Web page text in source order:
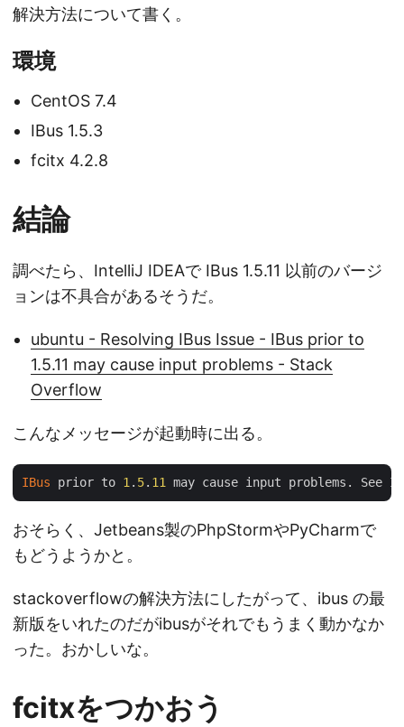
解決方法について書く。
環境
CentOS 7.4
IBus 1.5.3
fcitx 4.2.8
結論
調べたら、IntelliJ IDEAで IBus 1.5.11 以前のバージ
ョンは不具合があるそうだ。
ubuntu - Resolving IBus Issue - IBus prior to
1.5.11 may cause input problems - Stack
Overflow
こんなメッセージが起動時に出る。
IBus prior to 1. 5. 11 may cause input problems. See
おそらく、Jetbeans製のPhpStormやPyCharmで
もどうようかと。
stackoverflowの解決方法にしたがって、ibus の最
新版をいれたのだがibusがそれでもうまく動かなか
った。おかしいな。
fcitxをつかおう